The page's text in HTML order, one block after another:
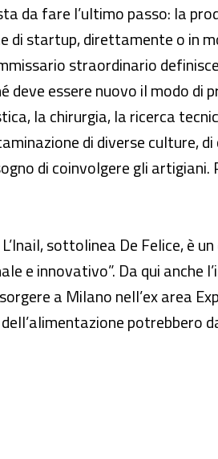
da fare l’ultimo passo: la
di startup, direttamente o in
straordinario
essere nuovo il modo di
la chirurgia, la ricerca
di diverse culture,
di coinvolgere gli
L’Inail, sottolinea De Felice, è
e innovativo”. Da qui anche
a Milano nell’ex area
potrebbero